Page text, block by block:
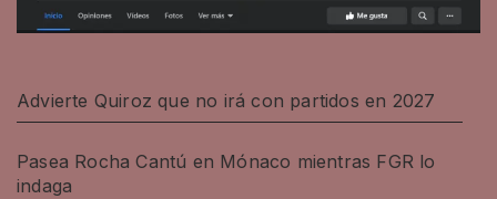
Advierte Quiroz que no irá con partidos en 2027
Pasea Rocha Cantú en Mónaco mientras FGR lo
indaga